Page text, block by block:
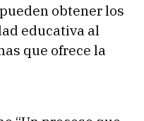
obtener los
educativa al
que ofrece la